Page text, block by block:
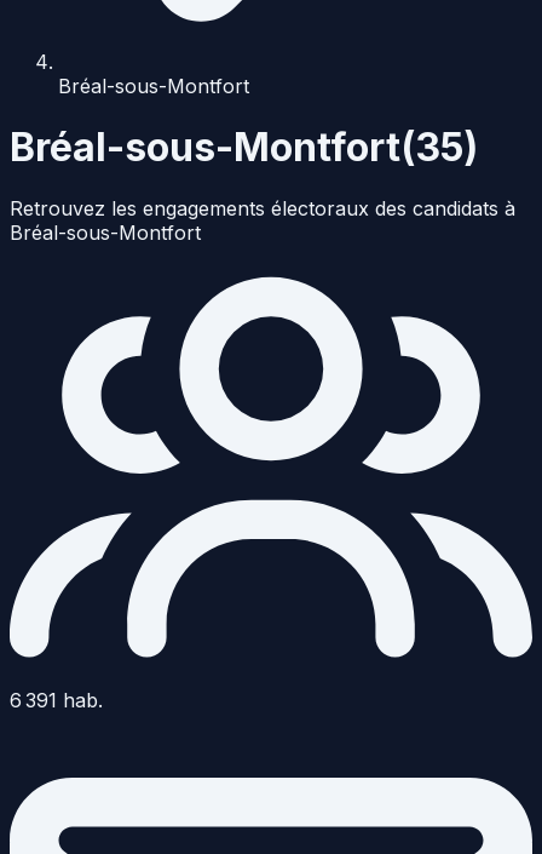
Bréal-sous-Montfort
Bréal-sous-Montfort(35)
Retrouvez les engagements électoraux des candidats à
Bréal-sous-Montfort
6 391 hab.